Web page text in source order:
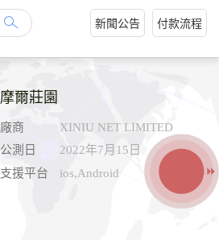
新聞公告 付款流程
摩爾莊園
廠商
XINIU NET LIMITED
公測日
2022年7月15日
支援平台
ios,Android